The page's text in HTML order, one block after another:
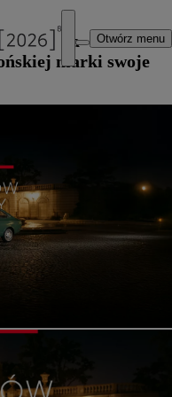
Otwórz menu
Toyota
marki swoje